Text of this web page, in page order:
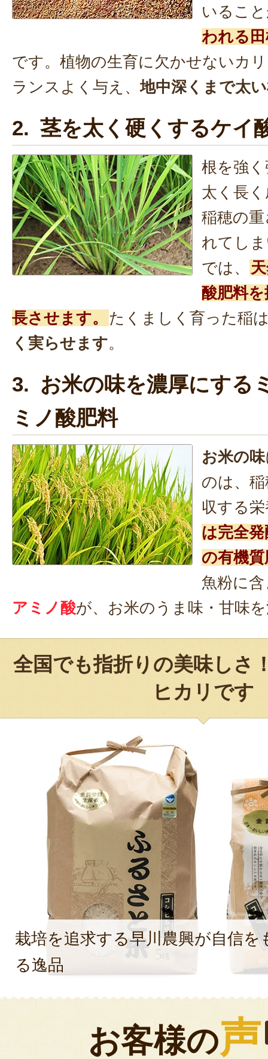
いるこ
われる
です。植物の生育に欠かせないカ
ランスよく与え、地中深くまで太
2. 茎を太く硬くするケイ
根を強
太く長
稲穂の
れてし
では、
酸肥料
長させます。
たくましく育った稲
く実らせます。
3. お米の味を濃厚にする
ミノ酸肥料
お米の味
のは、
収する
は完全
の有機
魚粉に
アミノ酸が、お米のうま味・甘味
全国でも指折りの美味しさ
ヒカリです
栽培を追求する早川農興が自信を
る逸品
お客様の声